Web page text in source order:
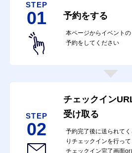
STEP
01 予約をする
本ページからイベントの
予約をしてください
STEP
02
チェックイン
受け取る
予約完了後に送られて
りチェックインを行って
チェックイン完了画面